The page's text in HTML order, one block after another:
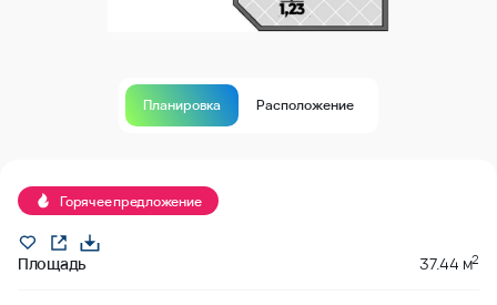
Планировка Расположение
Горячее предложение
Площадь 37.44 м2